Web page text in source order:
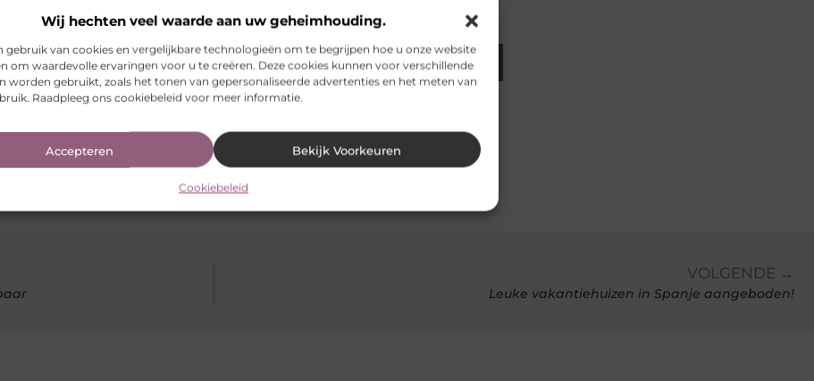
Wij hechten veel waarde aan uw geheimhouding.
gebruik van cookies en vergelijkbare technologieën om te begrijpen hoe u onze website
om waardevolle ervaringen voor u te creëren. Deze cookies kunnen voor verschillende
worden gebruikt, zoals het tonen van gepersonaliseerde advertenties en het meten van
Raadpleeg ons cookiebeleid voor meer informatie.
Accepteren Bekijk Voorkeuren
Cookiebeleid
Pinterest LinkedIn Email
VOLGENDE →
Leuke vakantiehuizen in Spanje aangeboden!